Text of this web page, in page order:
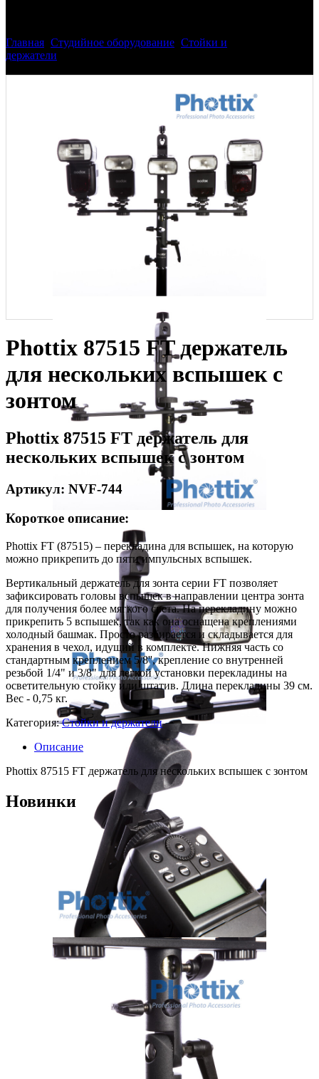
Главная Студийное оборудование Стойки и
держатели
Phottix 87515 FT держатель
для нескольких вспышек с
зонтом
Phottix 87515 FT держатель для
нескольких вспышек с зонтом
Артикул: NVF-744
Короткое описание:
Phottix FT (87515) – перекладина для вспышек, на которую
можно прикрепить до пяти импульсных вспышек.
Вертикальный держатель для зонта серии FT позволяет
зафиксировать головы вспышек в направлении центра зонта
для получения более мягкого света. На перекладину можно
прикрепить 5 вспышек, так как она оснащена креплениями
холодный башмак. Просто разбирается и складывается для
хранения в чехол, идущий в комплекте. Нижняя часть со
стандартным креплением 5/8'', крепление со внутренней
резьбой 1/4" и 3/8" для легкой установки перекладины на
осветительную стойку или штатив. Длина перекладины 39 см.
Вес - 0,75 кг.
Категория:Стойки и держатели
Описание
Phottix 87515 FT держатель для нескольких вспышек с зонтом
Новинки